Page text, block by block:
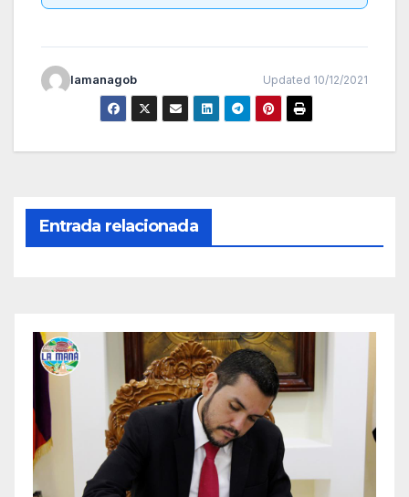
lamanagob Updated 10/12/2021
Entrada relacionada